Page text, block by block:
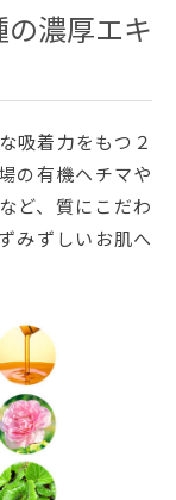
の濃厚エキ
吸着力をもつ２
の有機ヘチマや
ど、質にこだわ
みずしいお肌へ